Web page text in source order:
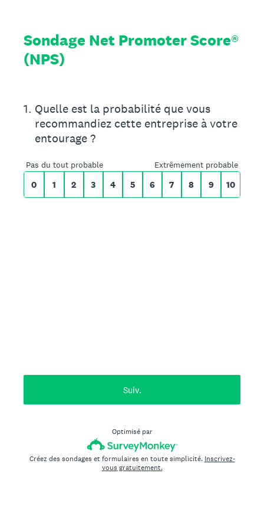
Sondage Net Promoter Score®
(NPS)
1. Sur une échelle de 0 à 10,
Quelle est la probabilité que vous
recommandiez cette entreprise à votre
entourage ?
Pas du tout probable Extrêmement probable
0 1 2 3 4 5 6 7 8 9 10
Suiv.
Optimisé par
Créez des sondages et formulaires en toute simplicité. Inscrivez-
vous gratuitement.